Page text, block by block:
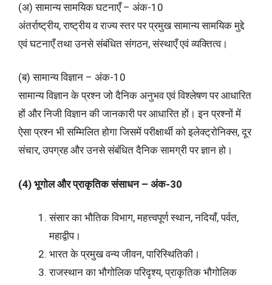
(अ) सामान्य सामयिक घटनाएँ – अंक-10
अंतर्राष्ट्रीय, राष्ट्रीय व राज्य स्तर पर प्रमुख सामान्य सामयिक मुद्दे
एवं घटनाएँ तथा उनसे संबंधित संगठन, संस्थाएँ एवं व्यक्तित्व।
(ब) सामान्य विज्ञान – अंक-10
सामान्य विज्ञान के प्रश्न जो दैनिक अनुभव एवं विश्लेषण पर आधारित
हों और निजी विज्ञान की जानकारी पर आधारित हों। इन प्रश्नों में
ऐसा प्रश्न भी सम्मिलित होगा जिसमें परीक्षार्थी को इलेक्ट्रोनिक्स, दूर
संचार, उपग्रह और उनसे संबंधित दैनिक सामग्री पर ज्ञान हो।
(4) भूगोल और प्राकृतिक संसाधन – अंक-30
संसार का भौतिक विभाग, महत्त्वपूर्ण स्थान, नदियाँ, पर्वत,
महाद्वीप।
भारत के प्रमुख वन्य जीवन, पारिस्थितिकी।
राजस्थान का भौगोलिक परिदृश्य, प्राकृतिक भौगोलिक